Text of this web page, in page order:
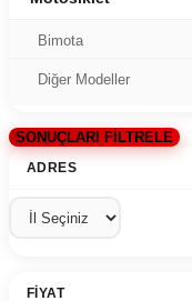
Bimota
Diğer Modeller
SONUÇLARI FİLTRELE
ADRES
FIYAT